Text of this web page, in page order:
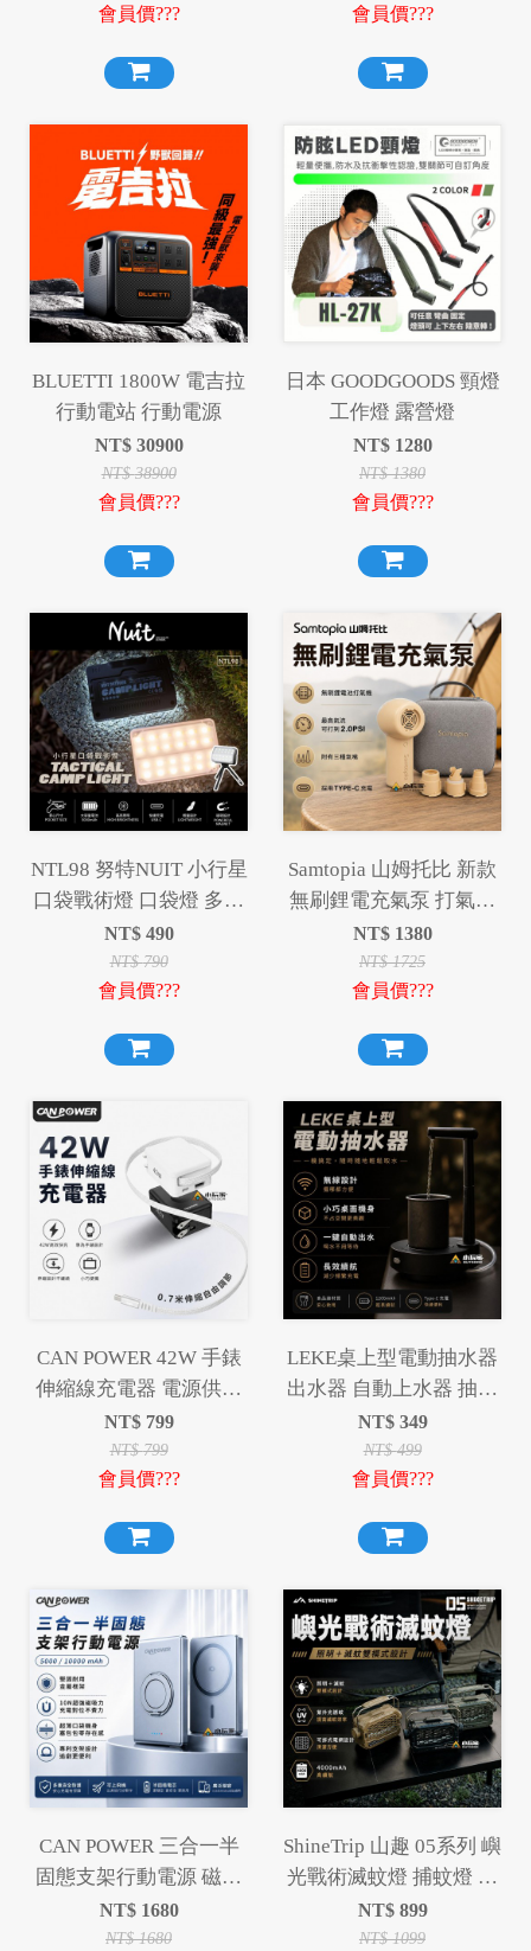
會員價??? 會員價???
BLUETTI 1800W 電吉拉
行動電站 行動電源
NT$ 30900
NT$38900
會員價???
日本 GOODGOODS 頸燈
工作燈 露營燈
NT$ 1280
NT$1380
會員價???
NTL98 努特NUIT 小行星
口袋戰術燈 口袋燈 多功
能露營燈 露營卡片燈 照
明燈 補光燈 磁吸燈 戶外
警示燈
NT$ 490
NT$790
會員價???
Samtopia 山姆托比 新款
無刷鋰電充氣泵 打氣機
充氣機 幫浦
NT$ 1380
NT$1725
會員價???
CAN POWER 42W 手錶
伸縮線充電器 電源供應
器 充電頭
NT$ 799
NT$799
會員價???
LEKE桌上型電動抽水器
出水器 自動上水器 抽水
機
NT$ 349
NT$499
會員價???
CAN POWER 三合一半
固態支架行動電源 磁吸
行動電源 行動電源
5000mAh 10000mAh
NT$ 1680
NT$1680
ShineTrip 山趣 05系列 嶼
光戰術滅蚊燈 捕蚊燈 露
營燈 照明燈 滅蚊 驅蚊
NT$ 899
NT$1099